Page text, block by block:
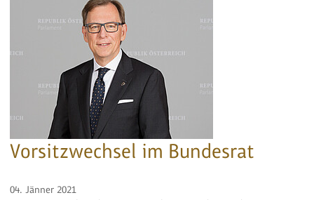
Vorsitzwechsel im Bundesrat
04. Jänner 2021